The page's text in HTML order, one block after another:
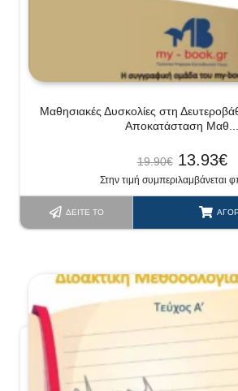
Μαθησιακές Δυσκολίες στη
Αποκατάσταση Μαθ...
19.90€ 13.93€
Στην τιμή συμπεριλαμβάνεται
ΔΕΊΤΕ ΤΟ